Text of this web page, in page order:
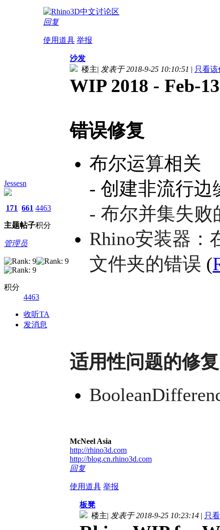
回复
使用道具 举报
Jessesn
171
主题
661
帖子
4463
积分
管理员
积分
4463
收听TA
发消息
沙发
楼主| 发表于 2018-9-25 10:10:51 | 只看该
WIP 2018 - Feb-13
错误修复
布尔运算相关
- 创建非流行边
- 布尔并集失
Rhino安装器：
文件夹的错误 (
适用性问题的修复
McNeel Asia
http://rhino3d.com
http://blog.cn.rhino3d.com
回复
使用道具 举报
板凳
楼主| 发表于 2018-9-25 10:23:14 | 只